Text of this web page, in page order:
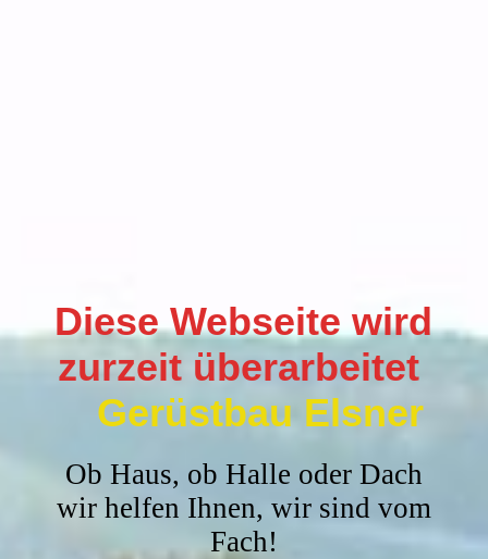
Diese Webseite wird
zurzeit überarbeitet
Gerüstbau Elsner
Ob Haus, ob Halle oder Dach
wir helfen Ihnen, wir sind vom
Fach!